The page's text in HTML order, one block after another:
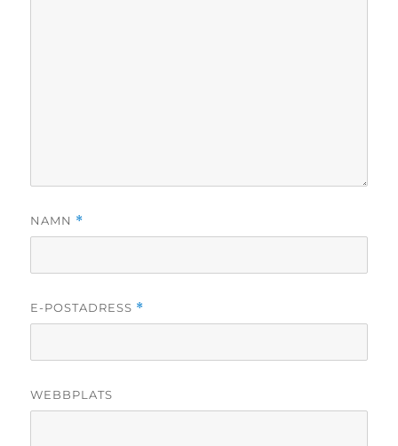
NAMN *
E-POSTADRESS *
WEBBPLATS